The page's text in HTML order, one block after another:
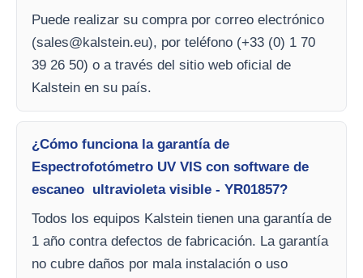
Puede realizar su compra por correo electrónico
(sales@kalstein.eu), por teléfono (+33 (0) 1 70
39 26 50) o a través del sitio web oficial de
Kalstein en su país.
¿Cómo funciona la garantía de
Espectrofotómetro UV VIS con software de
escaneo ultravioleta visible - YR01857?
Todos los equipos Kalstein tienen una garantía de
1 año contra defectos de fabricación. La garantía
no cubre daños por mala instalación o uso